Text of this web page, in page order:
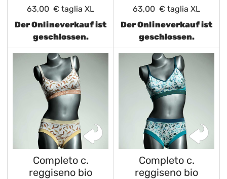
63,00 € taglia XL
Der Onlineverkauf ist
geschlossen.
63,00 € taglia XL
Der Onlineverkauf ist
geschlossen.
Completo c.
reggiseno bio
Completo c.
reggiseno bio